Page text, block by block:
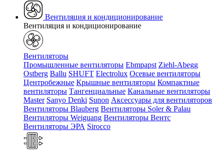
Вентиляция и кондиционирование
Вентиляция и кондиционирование
Вентиляторы
Промышленные вентиляторы Ebmpapst Ziehl-Abegg
Ostberg Ballu SHUFT Electrolux Осевые вентиляторы
Центробежные Крышные вентиляторы Компактные
вентиляторы Тангенциальные Канальные вентиляторы
Master Sanyo Denki Sunon Аксессуары для вентиляторов
Вентиляторы Blauberg Вентиляторы Soler & Palau
Вентиляторы Weiguang Вентиляторы Вентс
Вентиляторы ЭРА Sirocco